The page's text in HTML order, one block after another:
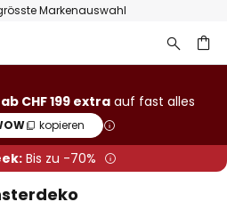
kostenlose Retoure
ab CHF 199 extra auf fast alles
kopieren
Bis zu -70%
Rabatt
ab CHF 149
ab CHF 199
fast alles*